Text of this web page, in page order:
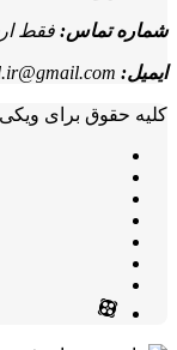
شماره تماس: فقط
ایمیل:
کلیه حقوق برای